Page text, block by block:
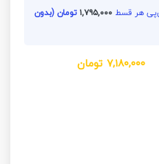
۱,۷۹۵,۰۰۰تومان (بدون
۷,۱۸۰,۰۰۰ تومان